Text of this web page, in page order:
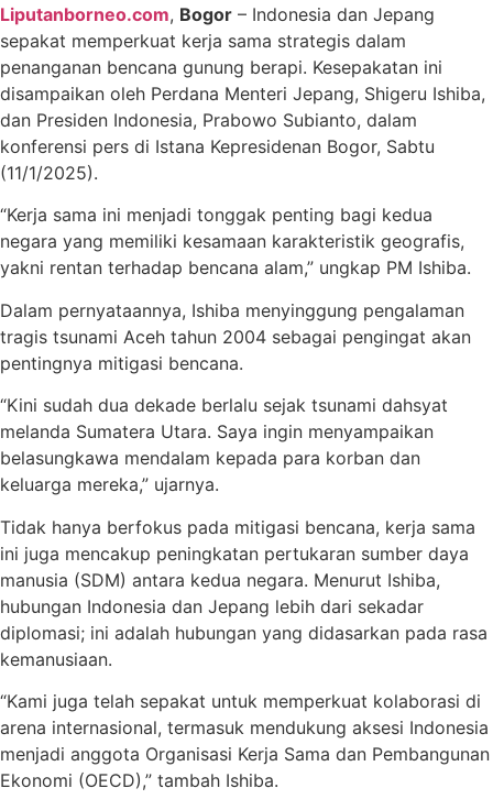
Liputanborneo.com, Bogor – Indonesia dan Jepang
sepakat memperkuat kerja sama strategis dalam
penanganan bencana gunung berapi. Kesepakatan ini
disampaikan oleh Perdana Menteri Jepang, Shigeru Ishiba,
dan Presiden Indonesia, Prabowo Subianto, dalam
konferensi pers di Istana Kepresidenan Bogor, Sabtu
(11/1/2025).
“Kerja sama ini menjadi tonggak penting bagi kedua
negara yang memiliki kesamaan karakteristik geografis,
yakni rentan terhadap bencana alam,” ungkap PM Ishiba.
Dalam pernyataannya, Ishiba menyinggung pengalaman
tragis tsunami Aceh tahun 2004 sebagai pengingat akan
pentingnya mitigasi bencana.
“Kini sudah dua dekade berlalu sejak tsunami dahsyat
melanda Sumatera Utara. Saya ingin menyampaikan
belasungkawa mendalam kepada para korban dan
keluarga mereka,” ujarnya.
Tidak hanya berfokus pada mitigasi bencana, kerja sama
ini juga mencakup peningkatan pertukaran sumber daya
manusia (SDM) antara kedua negara. Menurut Ishiba,
hubungan Indonesia dan Jepang lebih dari sekadar
diplomasi; ini adalah hubungan yang didasarkan pada rasa
kemanusiaan.
“Kami juga telah sepakat untuk memperkuat kolaborasi di
arena internasional, termasuk mendukung aksesi Indonesia
menjadi anggota Organisasi Kerja Sama dan Pembangunan
Ekonomi (OECD),” tambah Ishiba.